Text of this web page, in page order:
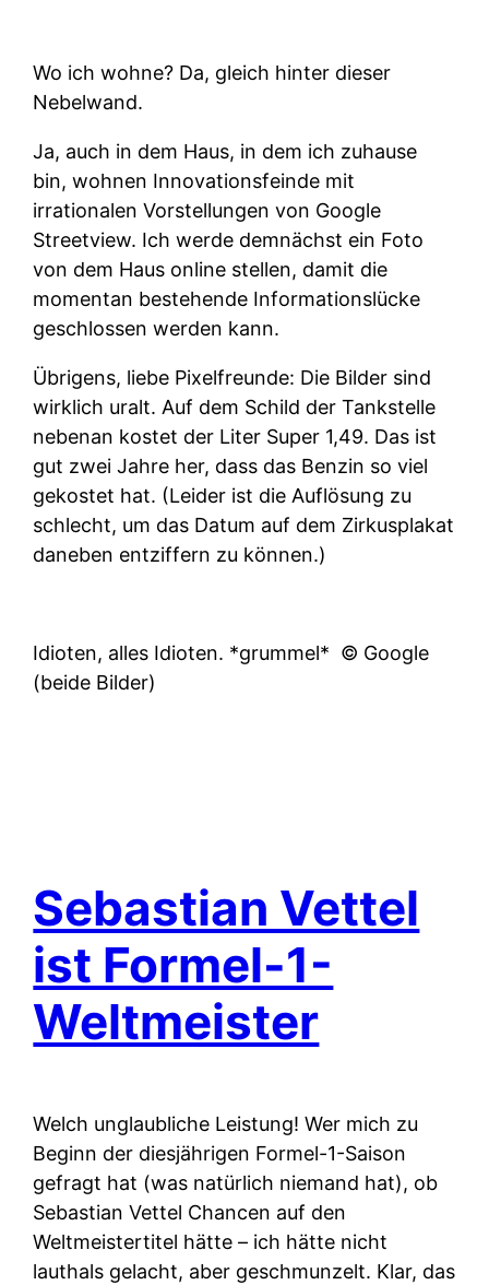
Wo ich wohne? Da, gleich hinter dieser
Nebelwand.
Ja, auch in dem Haus, in dem ich zuhause
bin, wohnen Innovationsfeinde mit
irrationalen Vorstellungen von Google
Streetview. Ich werde demnächst ein Foto
von dem Haus online stellen, damit die
momentan bestehende Informationslücke
geschlossen werden kann.
Übrigens, liebe Pixelfreunde: Die Bilder sind
wirklich uralt. Auf dem Schild der Tankstelle
nebenan kostet der Liter Super 1,49. Das ist
gut zwei Jahre her, dass das Benzin so viel
gekostet hat. (Leider ist die Auflösung zu
schlecht, um das Datum auf dem Zirkusplakat
daneben entziffern zu können.)
Idioten, alles Idioten. *grummel* © Google
(beide Bilder)
Sebastian Vettel
ist Formel-1-
Weltmeister
Welch unglaubliche Leistung! Wer mich zu
Beginn der diesjährigen Formel-1-Saison
gefragt hat (was natürlich niemand hat), ob
Sebastian Vettel Chancen auf den
Weltmeistertitel hätte – ich hätte nicht
lauthals gelacht, aber geschmunzelt. Klar, das